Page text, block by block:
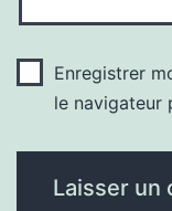
Enregistrer
le navigateur